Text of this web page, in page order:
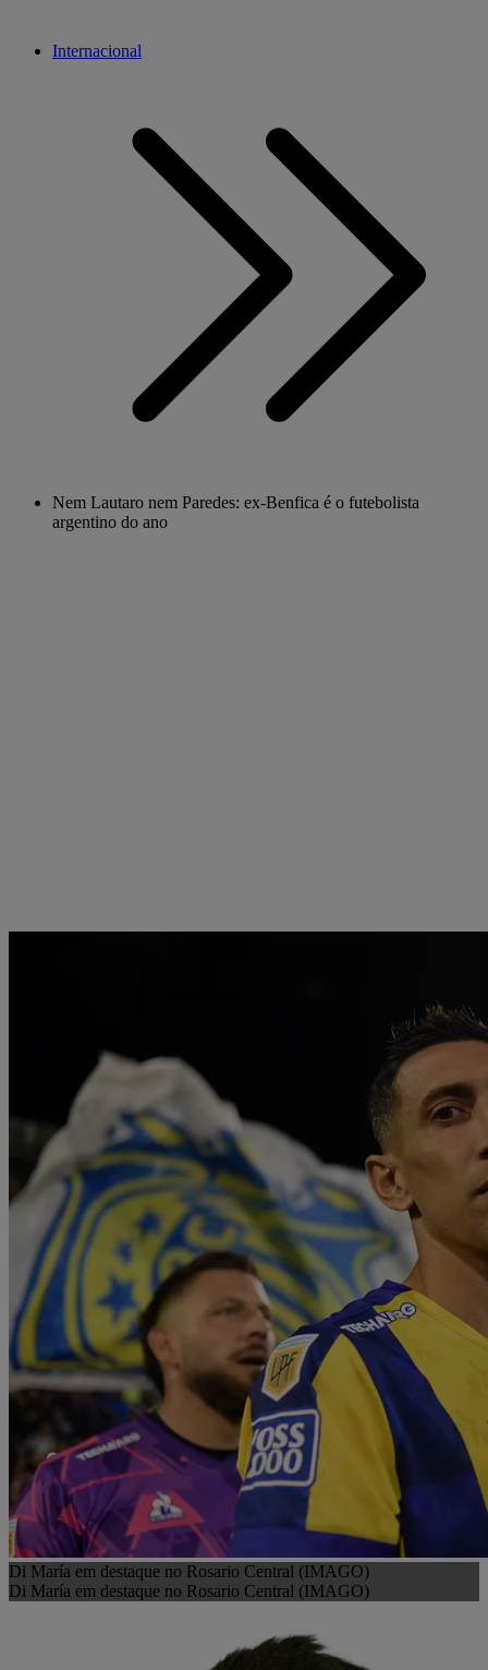
Internacional
Nem Lautaro nem Paredes: ex-Benfica é o futebolista
argentino do ano
Di María em destaque no Rosario Central (IMAGO)
Di María em destaque no Rosario Central (IMAGO)